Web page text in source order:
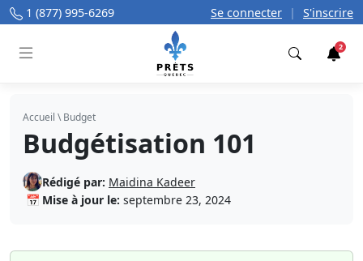
1 (877) 995-6269 Se connecter | S'inscrire
2
Accueil \Budget
Budgétisation 101
Rédigé par: Maidina Kadeer
📅 Mise à jour le: septembre 23, 2024